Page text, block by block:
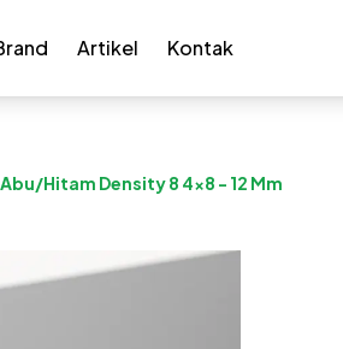
Artikel Kontak
Hitam Density 8 4x8 - 12 Mm